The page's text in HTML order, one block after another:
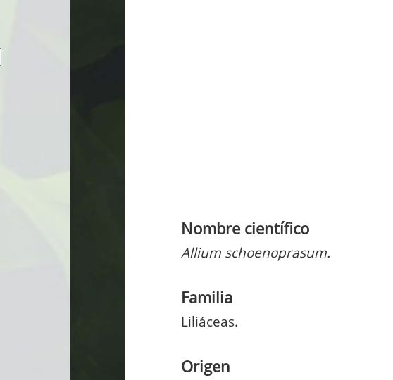
Nombre científico
Allium schoenoprasum.
Familia
Liliáceas.
Origen